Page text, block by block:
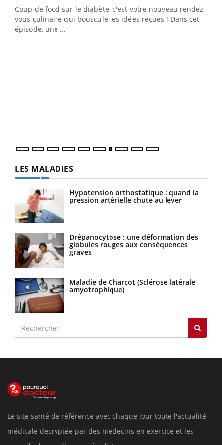
Coup de food sur le diabète, c'est votre nouveau rendez-
vous culinaire qui bouscule les idées reçues ! Dans cet
épisode, une ...
LES MALADIES
Hypotension orthostatique : quand la
pression artérielle chute au lever
Drépanocytose : une déformation des
globules rouges aux conséquences
graves
Maladie de Charcot (Sclérose latérale
amyotrophique)
Le site santé de référence avec chaque jour toute l'actualité
médicale decryptée par des médecins en exercice et les